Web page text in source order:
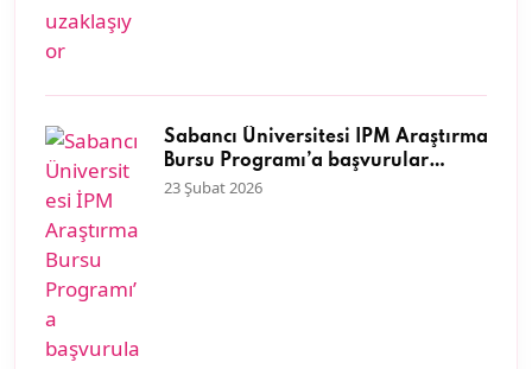
Sabancı Üniversitesi İPM Araştırma
Bursu Programı’a başvurular
başladı
23 Şubat 2026